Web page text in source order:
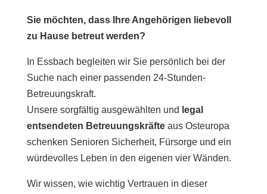
Sie möchten, dass Ihre Angehörigen liebevoll
zu Hause betreut werden?
In Essbach begleiten wir Sie persönlich bei der
Suche nach einer passenden 24-Stunden-
Betreuungskraft.
Unsere sorgfältig ausgewählten und legal
entsendeten Betreuungskräfteaus Osteuropa
schenken Senioren Sicherheit, Fürsorge und ein
würdevolles Leben in den eigenen vier Wänden.
Wir wissen, wie wichtig Vertrauen in dieser